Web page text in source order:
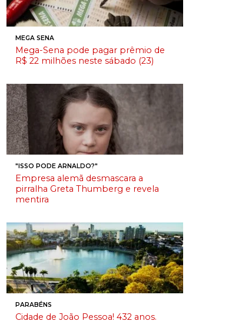
MEGA SENA
Mega-Sena pode pagar prêmio de
R$ 22 milhões neste sábado (23)
"ISSO PODE ARNALDO?"
Empresa alemã desmascara a
pirralha Greta Thumberg e revela
mentira
PARABÉNS
Cidade de João Pessoa! 432 anos.